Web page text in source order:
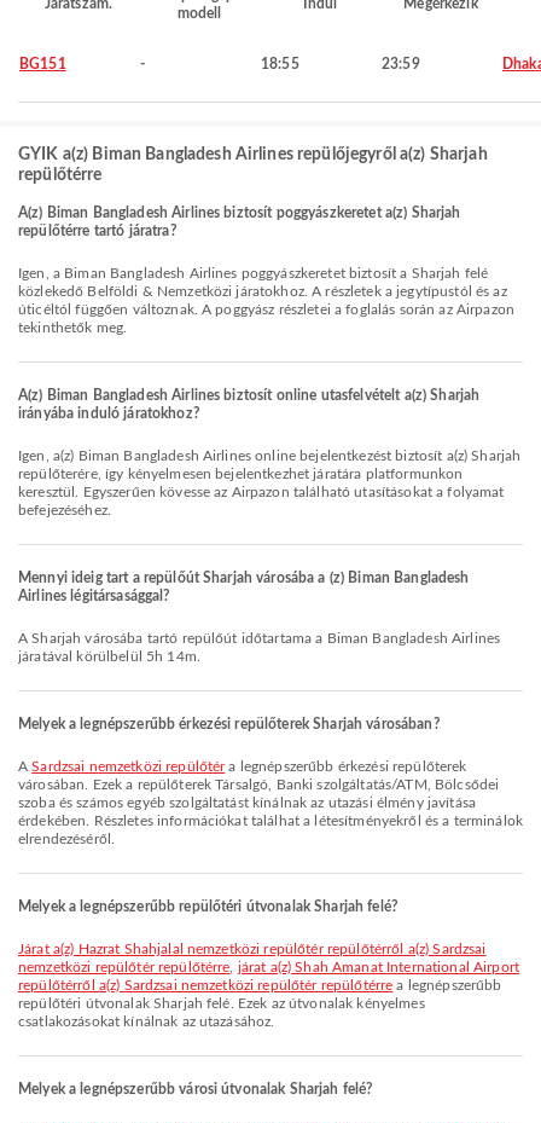
Járatszám.
modell
Indul Megérkezik
BG151 - 18:55 23:59
GYIK a(z) Biman Bangladesh Airlines repülőjegyről a(z) Sharjah
repülőtérre
A(z) Biman Bangladesh Airlines biztosít poggyászkeretet a(z) Sharjah
repülőtérre tartó járatra?
Igen, a Biman Bangladesh Airlines poggyászkeretet biztosít a Sharjah felé
közlekedő Belföldi & Nemzetközi járatokhoz. A részletek a jegytípustól és az
úticéltól függően változnak. A poggyász részletei a foglalás során az Airpazon
tekinthetők meg.
A(z) Biman Bangladesh Airlines biztosít online utasfelvételt a(z) Sharjah
irányába induló járatokhoz?
Igen, a(z) Biman Bangladesh Airlines online bejelentkezést biztosít a(z) Sharjah
repülőterére, így kényelmesen bejelentkezhet járatára platformunkon
keresztül. Egyszerűen kövesse az Airpazon található utasításokat a folyamat
befejezéséhez.
Mennyi ideig tart a repülőút Sharjah városába a (z) Biman Bangladesh
Airlines légitársasággal?
A Sharjah városába tartó repülőút időtartama a Biman Bangladesh Airlines
járatával körülbelül 5h 14m.
Melyek a legnépszerűbb érkezési repülőterek Sharjah városában?
ASardzsai nemzetközi repülőtéra legnépszerűbb érkezési repülőterek
városában. Ezek a repülőterek Társalgó, Banki szolgáltatás/ATM, Bölcsődei
szoba és számos egyéb szolgáltatást kínálnak az utazási élmény javítása
érdekében. Részletes információkat találhat a létesítményekről és a terminálok
elrendezéséről.
Melyek a legnépszerűbb repülőtéri útvonalak Sharjah felé?
járat a(z) Hazrat Shahjalal nemzetközi repülőtér repülőtérről a(z) Sardzsai
nemzetközi repülőtér repülőtérre járat a(z) Shah Amanat International Airport
repülőtérről a(z) Sardzsai nemzetközi repülőtér repülőtérre a legnépszerűbb
repülőtéri útvonalak Sharjah felé. Ezek az útvonalak kényelmes
csatlakozásokat kínálnak az utazásához.
Melyek a legnépszerűbb városi útvonalak Sharjah felé?